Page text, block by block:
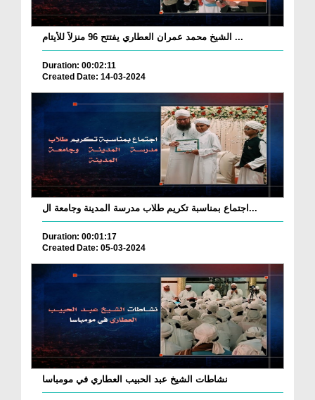
الشيخ محمد عمران العطاري يفتتح 96 منزلاً للأيتام ...
Duration: 00:02:11
Created Date: 14-03-2024
اجتماع بمناسبة تكريم طلاب مدرسة المدينة وجامعة ال...
Duration: 00:01:17
Created Date: 05-03-2024
نشاطات الشيخ عبد الحبيب العطاري في مومباسا